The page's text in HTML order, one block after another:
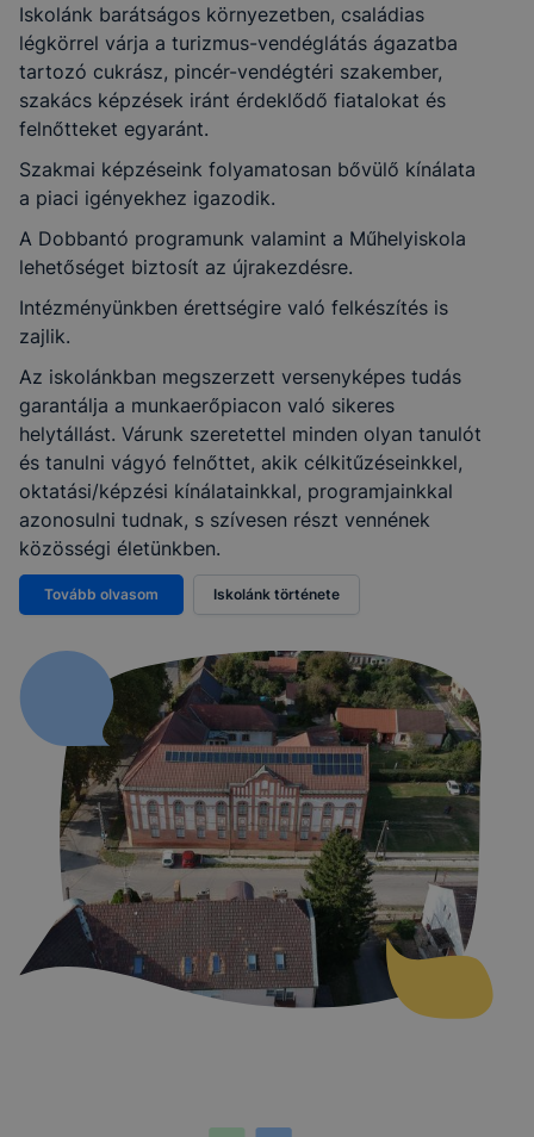
Iskolánk barátságos környezetben, családias
légkörrel várja a turizmus-vendéglátás ágazatba
tartozó cukrász, pincér-vendégtéri szakember,
szakács képzések iránt érdeklődő fiatalokat és
felnőtteket egyaránt.
Szakmai képzéseink folyamatosan bővülő kínálata
a piaci igényekhez igazodik.
A Dobbantó programunk valamint a Műhelyiskola
lehetőséget biztosít az újrakezdésre.
Intézményünkben érettségire való felkészítés is
zajlik.
Az iskolánkban megszerzett versenyképes tudás
garantálja a munkaerőpiacon való sikeres
helytállást. Várunk szeretettel minden olyan tanulót
és tanulni vágyó felnőttet, akik célkitűzéseinkkel,
oktatási/képzési kínálatainkkal, programjainkkal
azonosulni tudnak, s szívesen részt vennének
közösségi életünkben.
Tovább olvasom Iskolánk története